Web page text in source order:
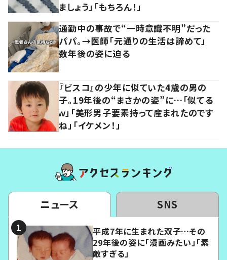
ましょう」「もちろん！」
通勤中の事故で“一時意識不明”だった
パパ。→医師「元通りの生活は諦めて」
数年後の姿に迫る
『ビスコ』の少年に似ていた4歳の男の
子。19年後の“まさかの姿”に…「似てる
ｗ」「美形男子要素持って産まれたのです
ね」「イケメン！」
ニュース SNS
平成7年に生まれた双子…その
29年後の姿に「漫画みたい」「素
敵すぎる」